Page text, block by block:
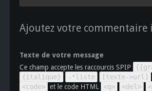
Ajoutez votre commentaire
Texte de votre message
Ce champ accepte les raccourcis SPIP
{italique}
-*liste [texte->url]
<code> et le code HTML <q> <del>